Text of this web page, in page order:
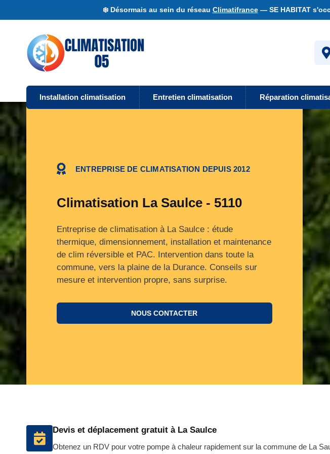
❄️ Désormais au sein du réseau Climatifrance— SE HABITAT
Installation climatisation Entretien climatisation Réparation
ENTREPRISE DE CLIMATISATION DEPUIS 2012
Climatisation La Saulce - 5110
Entreprise de climatisation à La Saulce : étude
thermique, dimensionnement, installation et maintenance
de clim réversible et PAC. Intervention dans toute la
commune, vers la plaine de la Durance. Conseils sur
mesure et intervention propre, sans surprise.
NOUS CONTACTER
Devis et déplacement gratuit à La Saulce
Obtenez un RDV pour votre pompe à chaleur rapidement sur la commune de La